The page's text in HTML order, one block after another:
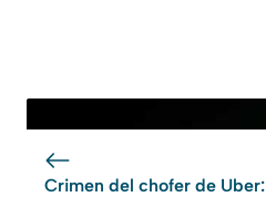
Crimen del chofer de Uber: